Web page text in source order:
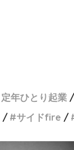
定年ひとり起業
サイドfire